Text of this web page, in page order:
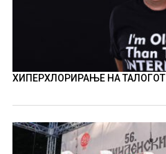
ХИПЕРХЛОРИРАЊЕ НА ТАЛОГОТ